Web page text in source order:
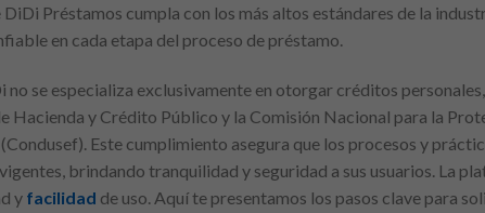
DiDi Préstamos cumpla con los más altos estándares de la
en cada etapa del proceso de préstamo.
no se especializa exclusivamente en otorgar créditos
Hacienda y Crédito Público y la Comisión Nacional para la
Este cumplimiento asegura que los procesos y
brindando tranquilidad y seguridad a sus usuarios. La
y facilidad de uso. Aquí te presentamos los pasos clave para